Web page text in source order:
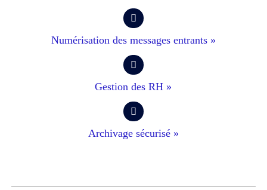
Numérisation des messages entrants »
Gestion des RH »
Archivage sécurisé »